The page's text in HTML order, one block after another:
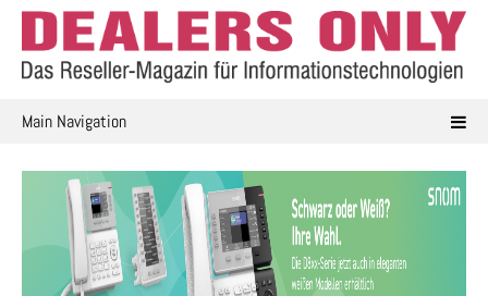
Skip
content
Main Navigation